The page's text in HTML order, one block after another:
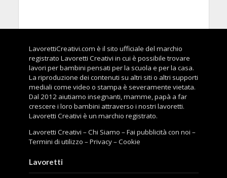
LavorettiCreativi.com è il sito ufficiale del marchio
registrato Lavoretti Creativi in cui è possibile trovare
lavori per bambini pensati per la scuola e per la casa.
La riproduzione dei contenuti su altri siti o altri supporti
mediali come video o stampa è severamente vietata.
Dal 2012 aiutiamo insegnanti, mamme, papà a far
crescere i loro bambini attraverso i nostri lavoretti.
Lavoretti Creativi è un marchio registrato.
Lavoretti Creativi –Chi Siamo –Fai pubblicità con noi –
Termini di utilizzo –Privacy–Cookie
Lavoretti